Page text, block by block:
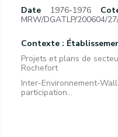
Date 1976-1976
MRW/DGATLP/200604/
Contexte :
Projets et plans de
Rochefort
Inter-Environnement-
participation...